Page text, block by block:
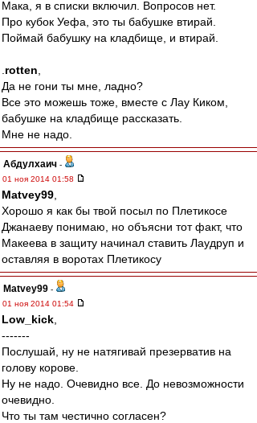
Мака, я в списки включил. Вопросов нет.
Про кубок Уефа, это ты бабушке втирай.
Поймай бабушку на кладбище, и втирай.
rotten
Да не гони ты мне, ладно?
Все это можешь тоже, вместе с Лау Киком,
бабушке на кладбище рассказать.
Мне не надо.
Абдулхаич -
01 ноя 2014 01:58
Matvey99
Хорошо я как бы твой посыл по Плетикосе
Джанаеву понимаю, но объясни тот факт, что
Макеева в защиту начинал ставить Лаудруп и
оставляя в воротах Плетикосу
Matvey99 -
01 ноя 2014 01:54
Low_kick
-------
Послушай, ну не натягивай презерватив на
голову корове.
Ну не надо. Очевидно все. До невозможности
очевидно.
Что ты там честично согласен?